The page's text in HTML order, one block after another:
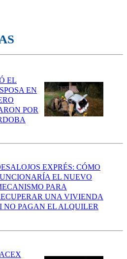
EL
EN
POR
EXPRÉS: CÓMO
EL NUEVO
PARA
UNA VIVIENDA
NO PAGAN EL ALQUILER